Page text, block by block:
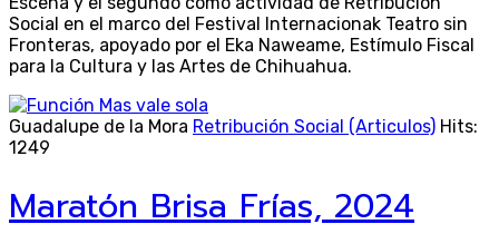
Social en el marco del Festival Internacionak Teatro sin
Fronteras, apoyado por el Eka Naweame, Estímulo Fiscal
para la Cultura y las Artes de Chihuahua.
Guadalupe de la Mora Retribución Social (Articulos) Hits:
1249
Maratón Brisa Frías, 2024